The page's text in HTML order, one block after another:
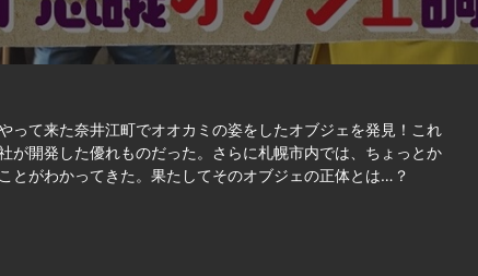
て来た奈井江町でオオカミの姿をしたオブジェを発見！これ
開発した優れものだった。さらに札幌市内では、ちょっとか
とがわかってきた。果たしてそのオブジェの正体とは…？